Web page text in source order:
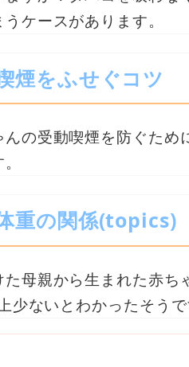
ケースがあります。
煙をふせぐコツ
の受動喫煙を防ぐた
重の関係(topics)
母親から生まれた赤
ないとわかったそうで